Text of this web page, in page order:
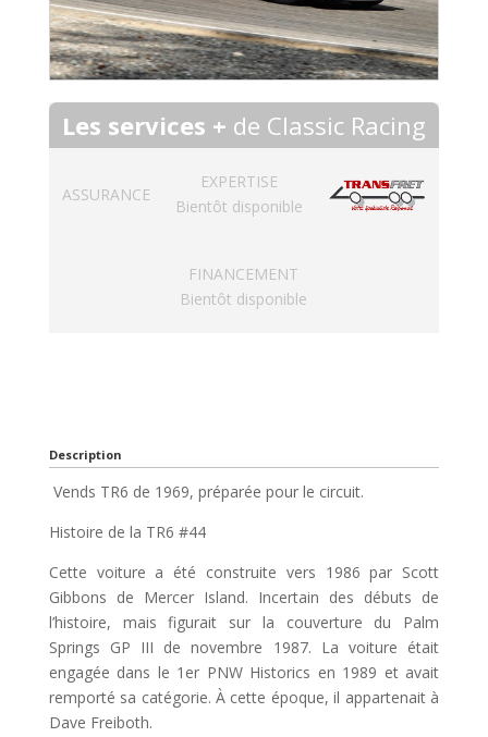
Les services + de Classic Racing
ASSURANCE
EXPERTISE
Bientôt disponible
FINANCEMENT
Bientôt disponible
Description
Vends TR6 de 1969, préparée pour le circuit.
Histoire de la TR6 #44
Cette voiture a été construite vers 1986 par Scott
Gibbons de Mercer Island. Incertain des débuts de
l’histoire, mais figurait sur la couverture du Palm
Springs GP III de novembre 1987. La voiture était
engagée dans le 1er PNW Historics en 1989 et avait
remporté sa catégorie. À cette époque, il appartenait à
Dave Freiboth.